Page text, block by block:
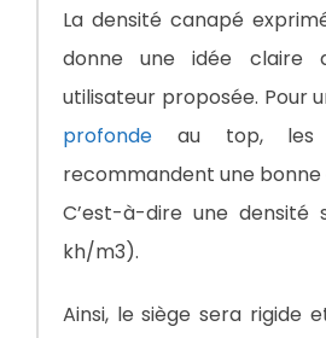
La densité canapé
donne une idée claire
utilisateur proposée. Pour
profonde au top, les
recommandent une bonne
C’est-à-dire une densité
kh/m3).
Ainsi, le siège sera rigide